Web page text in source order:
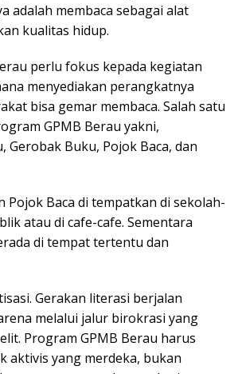
adalah membaca sebagai alat
kualitas hidup.
perlu fokus kepada kegiatan
menyediakan perangkatnya
bisa gemar membaca. Salah satu
GPMB Berau yakni,
Gerobak Buku, Pojok Baca, dan
Pojok Baca di tempatkan di sekolah-
atau di cafe-cafe. Sementara
di tempat tertentu dan
Gerakan literasi berjalan
melalui jalur birokrasi yang
Program GPMB Berau harus
aktivis yang merdeka, bukan